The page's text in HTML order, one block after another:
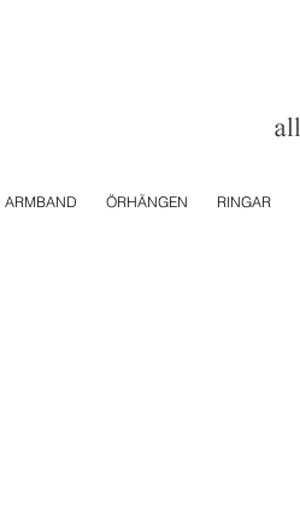
ARMBAND ÖRHÄNGEN RINGAR